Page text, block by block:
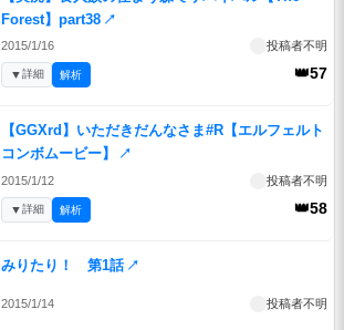
Forest】part38 ↗
2015/1/16 投稿者不明
👑57
▼詳細 解析
【GGXrd】いただきだんなさま#R【エルフェルト
コンボムービー】
↗
2015/1/12 投稿者不明
👑58
▼詳細 解析
みりたり！ 第1話 ↗
2015/1/14 投稿者不明